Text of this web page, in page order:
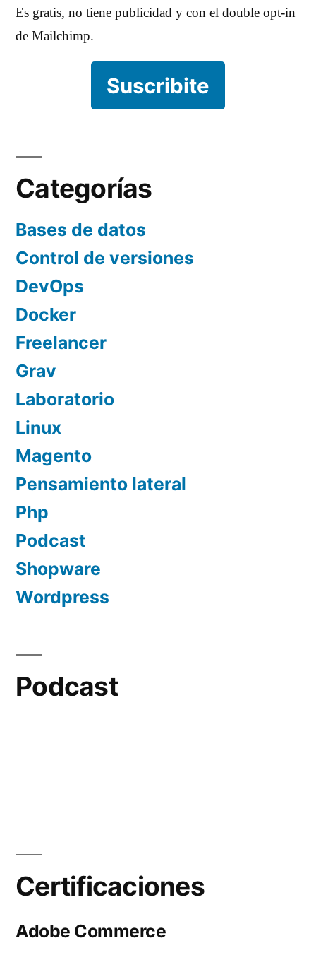
Es gratis, no tiene publicidad y con el double opt-in
de Mailchimp.
Suscribite
Categorías
Bases de datos
Control de versiones
DevOps
Docker
Freelancer
Grav
Laboratorio
Linux
Magento
Pensamiento lateral
Php
Podcast
Shopware
Wordpress
Podcast
Certificaciones
Adobe Commerce